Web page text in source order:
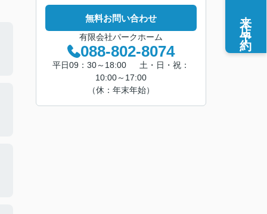
無料お問い合わせ
有限会社パークホーム
088-802-8074
平日09：30～18:00 土・日・祝：
10:00～17:00
（休：年末年始）
来店予約